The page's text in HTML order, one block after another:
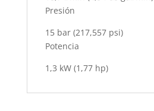
Presión
15 bar (217,557 psi)
Potencia
1,3 kW (1,77 hp)